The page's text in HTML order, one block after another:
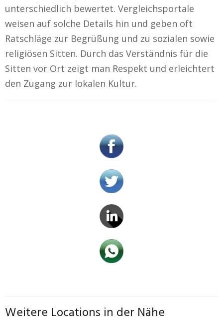
unterschiedlich bewertet. Vergleichsportale
weisen auf solche Details hin und geben oft
Ratschläge zur Begrüßung und zu sozialen sowie
religiösen Sitten. Durch das Verständnis für die
Sitten vor Ort zeigt man Respekt und erleichtert
den Zugang zur lokalen Kultur.
Weitere Locations in der Nähe